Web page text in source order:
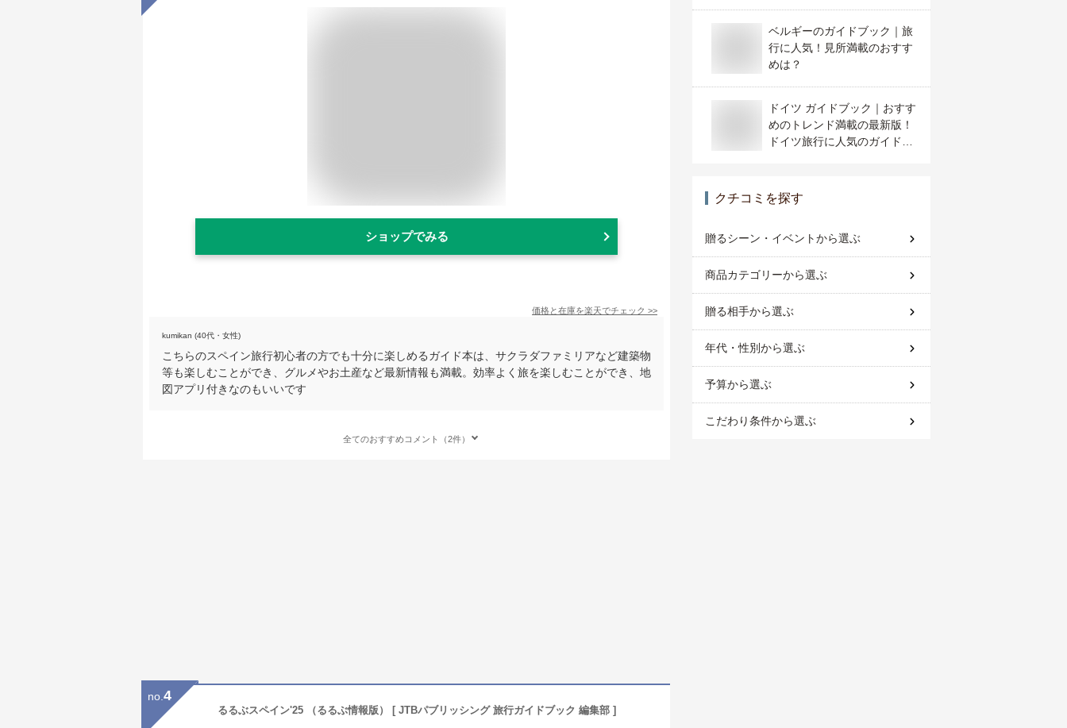
ショップでみる
価格と在庫を楽天でチェック >>
kumikan (40代・女性)
こちらのスペイン旅行初心者の方でも十分に楽しめるガイド本は、サクラダファミリアなど建築物
等も楽しむことができ、グルメやお土産など最新情報も満載。効率よく旅を楽しむことができ、地
図アプリ付きなのもいいです
全てのおすすめコメント（2件）
no. 4
るるぶスペイン'25 （るるぶ情報版） [ JTBパブリッシング 旅行ガイドブック 編集部 ]
ベルギーのガイドブック｜旅
行に人気！見所満載のおすす
めは？
ドイツ ガイドブック｜おすす
めのトレンド満載の最新版！
ドイツ旅行に人気のガイド本
クチコミを探す
贈るシーン・イベントから選ぶ
商品カテゴリーから選ぶ
贈る相手から選ぶ
年代・性別から選ぶ
予算から選ぶ
こだわり条件から選ぶ